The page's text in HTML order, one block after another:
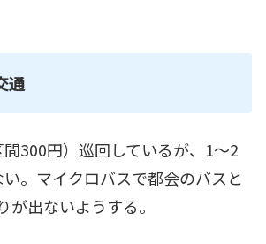
通
300円）巡回しているが、1～2
。マイクロバスで都会のバスと
が出ないようする。